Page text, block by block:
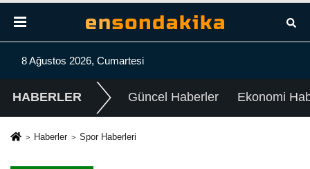
8 Ağustos 2026, Cumartesi
HABERLER Güncel Haberler Ekonomi
Haberler Spor Haberleri